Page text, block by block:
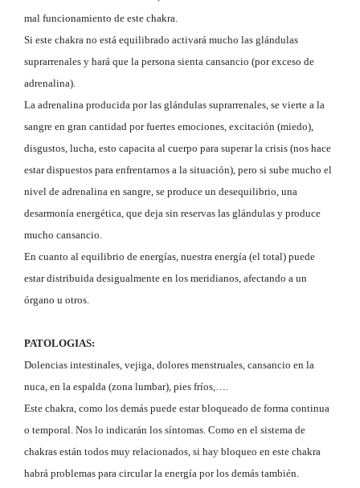
mal funcionamiento de este chakra.
Si este chakra no está equilibrado activará mucho las glándulas
suprarrenales y hará que la persona sienta cansancio (por exceso de
adrenalina).
La adrenalina producida por las glándulas suprarrenales, se vierte a la
sangre en gran cantidad por fuertes emociones, excitación (miedo),
disgustos, lucha, esto capacita al cuerpo para superar la crisis (nos hace
estar dispuestos para enfrentarnos a la situación), pero si sube mucho el
nivel de adrenalina en sangre, se produce un desequilibrio, una
desarmonía energética, que deja sin reservas las glándulas y produce
mucho cansancio.
En cuanto al equilibrio de energías, nuestra energía (el total) puede
estar distribuida desigualmente en los meridianos, afectando a un
órgano u otros.
PATOLOGIAS:
Dolencias intestinales, vejiga, dolores menstruales, cansancio en la
nuca, en la espalda (zona lumbar), pies fríos,….
Este chakra, como los demás puede estar bloqueado de forma continua
o temporal. Nos lo indicarán los síntomas. Como en el sistema de
chakras están todos muy relacionados, si hay bloqueo en este chakra
habrá problemas para circular la energía por los demás también.